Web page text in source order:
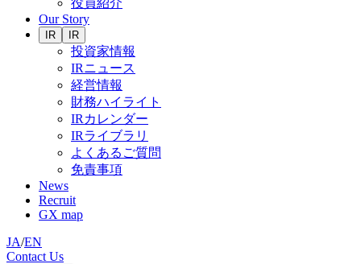
役員紹介
Our Story
IR IR
投資家情報
IRニュース
経営情報
財務ハイライト
IRカレンダー
IRライブラリ
よくあるご質問
免責事項
News
Recruit
GX map
JA/EN
Contact Us